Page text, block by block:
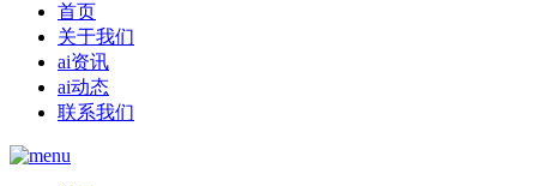
首页
关于我们
ai资讯
ai动态
联系我们